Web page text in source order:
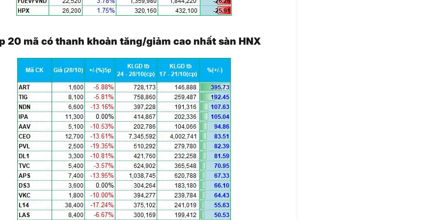
20 mã có thanh khoản tăng/giảm cao nhất sàn HNX